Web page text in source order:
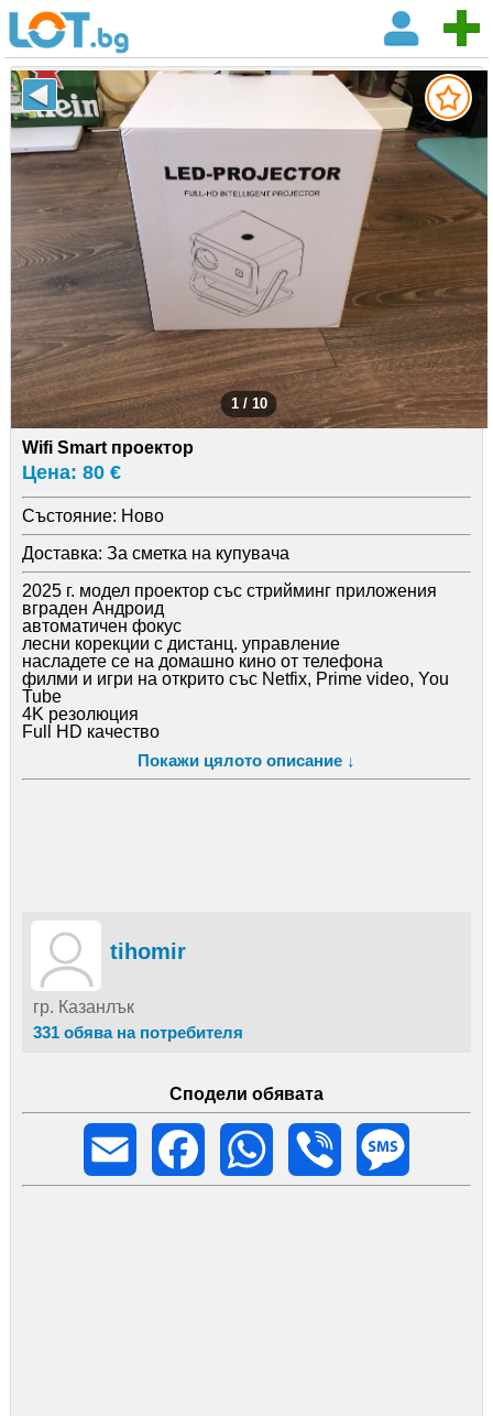
1 / 10
Wifi Smart проектор
Цена: 80 €
Състояние: Ново
Доставка: За сметка на купувача
2025 г. модел проектор със стрийминг приложения
вграден Андроид
автоматичен фокус
лесни корекции с дистанц. управление
насладете се на домашно кино от телефона
филми и игри на открито със Netfix, Prime video, You
Tube
4K резолюция
Full HD качество
внос от чужбина
вижте и другите ми обяви
Покажи цялото описание ↓
tihomir
гр. Казанлък
331 обява на потребителя
Сподели обявата
Email
Facebook WhatsApp Viber